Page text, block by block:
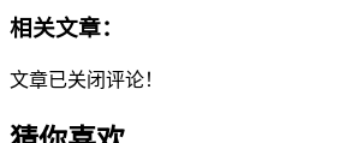
相关文章：
文章已关闭评论！